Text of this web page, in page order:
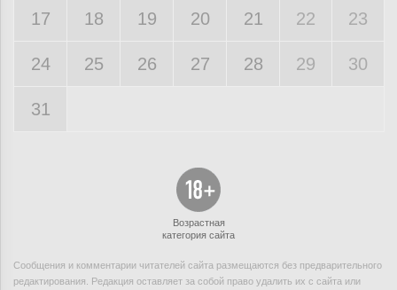
17 18 19 20 21 22 23
24 25 26 27 28 29 30
31
Возрастная
категория сайта
Сообщения и комментарии читателей сайта размещаются без предварительного
редактирования. Редакция оставляет за собой право удалить их с сайта или